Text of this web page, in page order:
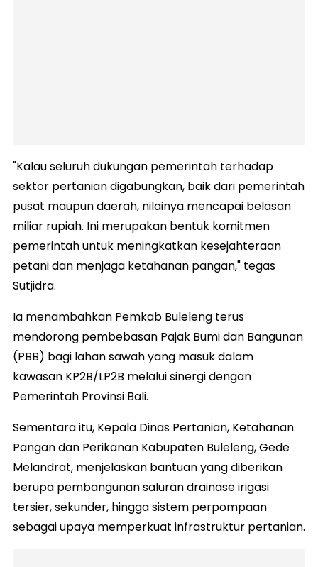
"Kalau seluruh dukungan pemerintah terhadap
sektor pertanian digabungkan, baik dari pemerintah
pusat maupun daerah, nilainya mencapai belasan
miliar rupiah. Ini merupakan bentuk komitmen
pemerintah untuk meningkatkan kesejahteraan
petani dan menjaga ketahanan pangan," tegas
Sutjidra.
Ia menambahkan Pemkab Buleleng terus
mendorong pembebasan Pajak Bumi dan Bangunan
(PBB) bagi lahan sawah yang masuk dalam
kawasan KP2B/LP2B melalui sinergi dengan
Pemerintah Provinsi Bali.
Sementara itu, Kepala Dinas Pertanian, Ketahanan
Pangan dan Perikanan Kabupaten Buleleng, Gede
Melandrat, menjelaskan bantuan yang diberikan
berupa pembangunan saluran drainase irigasi
tersier, sekunder, hingga sistem perpompaan
sebagai upaya memperkuat infrastruktur pertanian.